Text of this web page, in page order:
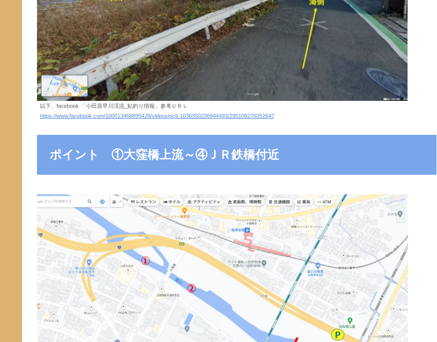
以下、facebook 「小田原早川渓流_鮎釣り情報」参考ＵＲＬ
https://www.facebook.com/100013468895428/videos/pcb.1036350236944493/295109276052647
ポイント ①大窪橋上流～④ＪＲ鉄橋付近